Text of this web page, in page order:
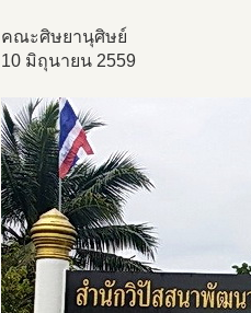
คณะศิษยานุศิษย์
10 มิถุนายน 2559